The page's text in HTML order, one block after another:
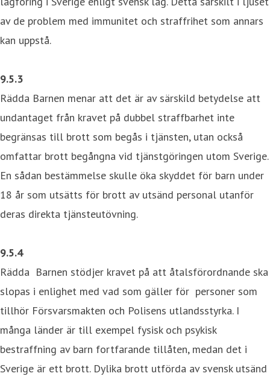
av de problem med immunitet och straffrihet som annars
kan uppstå.
9.5.3
Rädda Barnen menar att det är av särskild betydelse att
undantaget från kravet på dubbel straffbarhet inte
begränsas till brott som begås i tjänsten, utan också
omfattar brott begångna vid tjänstgöringen utom Sverige.
En sådan bestämmelse skulle öka skyddet för barn under
18 år som utsätts för brott av utsänd personal utanför
deras direkta tjänsteutövning.
9.5.4
Rädda Barnen stödjer kravet på att åtalsförordnande ska
slopas i enlighet med vad som gäller för personer som
tillhör Försvarsmakten och Polisens utlandsstyrka. I
många länder är till exempel fysisk och psykisk
bestraffning av barn fortfarande tillåten, medan det i
Sverige är ett brott. Dylika brott utförda av svensk utsänd